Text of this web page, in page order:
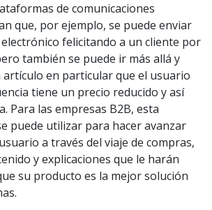
de comunicaciones
que, por ejemplo, se puede enviar
felicitando a un cliente por
también se puede ir más allá y
en particular que el usuario
tiene un precio reducido y así
Para las empresas B2B, esta
puede utilizar para hacer avanzar
a través del viaje de compras,
y explicaciones que le harán
su producto es la mejor solución